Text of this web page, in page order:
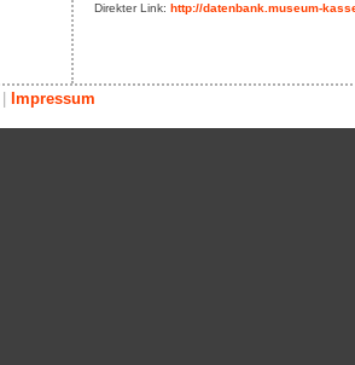
Direkter Link: http://datenbank.museum-
| Impressum